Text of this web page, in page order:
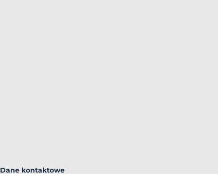
Dane kontaktowe